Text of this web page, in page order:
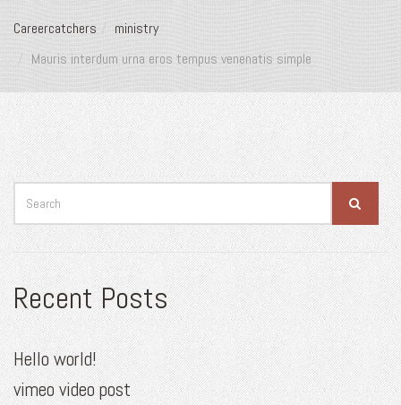
Careercatchers
ministry
Mauris interdum urna eros tempus venenatis simple
Recent Posts
Hello world!
vimeo video post